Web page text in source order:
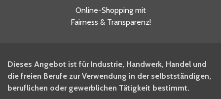
Ja, ich habe die
Datenschutzhinweise gelesen
und akzeptiere diese.
BITO Newsletter Fachwissen
Intralogistiker anmelden.
Online-Shopping mit
Fairness & Transparenz!
Dieses Angebot ist für Industrie, Handwerk, Handel und
die freien Berufe zur Verwendung in der selbstständigen,
beruflichen oder gewerblichen Tätigkeit bestimmt.